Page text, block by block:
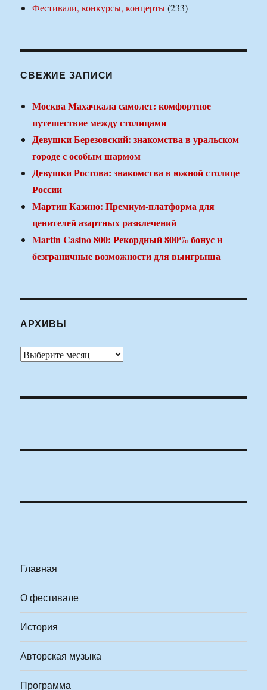
Фестивали, конкурсы, концерты(233)
СВЕЖИЕ ЗАПИСИ
Москва Махачкала самолет: комфортное
путешествие между столицами
Девушки Березовский: знакомства в уральском
городе с особым шармом
Девушки Ростова: знакомства в южной столице
России
Мартин Казино: Премиум-платформа для
ценителей азартных развлечений
Martin Casino 800: Рекордный 800% бонус и
безграничные возможности для выигрыша
АРХИВЫ
Архивы
Главная
О фестивале
История
Авторская музыка
Программа